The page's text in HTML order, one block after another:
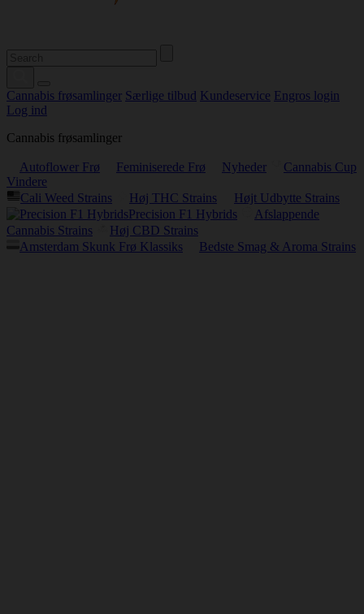
Cannabis frøsamlinger Særlige tilbud Kundeservice Engros login
Log ind
Cannabis frøsamlinger
Autoflower Frø Feminiserede Frø Nyheder
Cannabis Cup
Vindere
Cali Weed Strains
Høj THC Strains
Højt Udbytte Strains
Precision F1 Hybrids
Afslappende
Cannabis Strains
Høj CBD Strains
Amsterdam Skunk Frø Klassiks
Bedste Smag & Aroma Strains